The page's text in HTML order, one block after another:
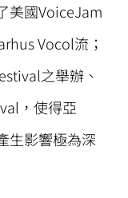
美國VoiceJam
Vocol流；
之舉辦、
，使得亞
生影響極為深